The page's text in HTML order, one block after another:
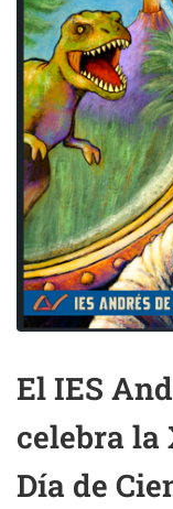
El IES
celebra la
Día de